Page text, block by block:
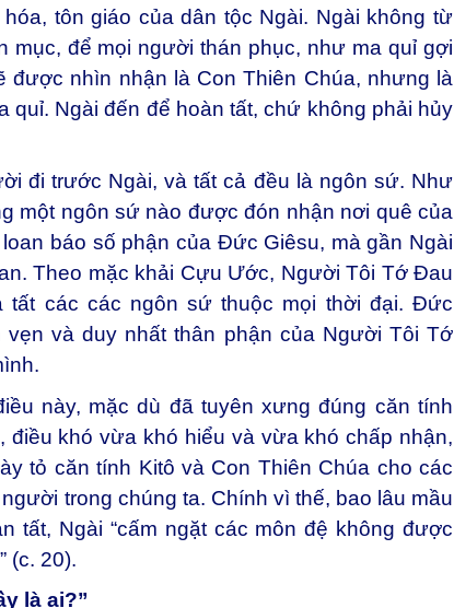
tôn giáo của dân tộc Ngài. Ngài không từ
mục, để mọi người thán phục, như ma quỉ gợi
được nhìn nhận là Con Thiên Chúa, nhưng là
quỉ. Ngài đến để hoàn tất, chứ không phải hủy
đi trước Ngài, và tất cả đều là ngôn sứ. Như
một ngôn sứ nào được đón nhận nơi quê của
báo số phận của Đức Giêsu, mà gần Ngài
Theo mặc khải Cựu Ước, Người Tôi Tớ Đau
tất các các ngôn sứ thuộc mọi thời đại. Đức
và duy nhất thân phận của Người Tôi Tớ
này, mặc dù đã tuyên xưng đúng căn tính
điều khó vừa khó hiểu và vừa khó chấp nhận,
tỏ căn tính Kitô và Con Thiên Chúa cho các
trong chúng ta. Chính vì thế, bao lâu mầu
tất, Ngài “cấm ngặt các môn đệ không được
(c. 20).
là ai?”